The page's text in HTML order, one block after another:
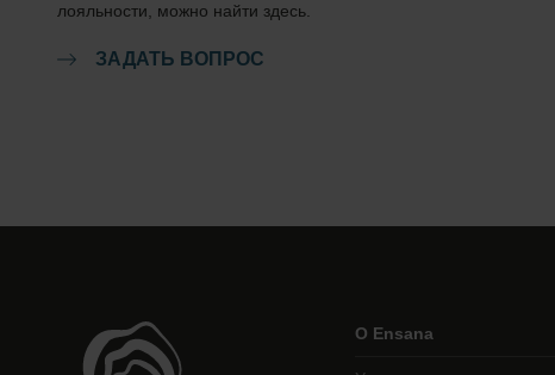
лояльности, можно найти здесь.
ЗАДАТЬ ВОПРОС
О Ensana